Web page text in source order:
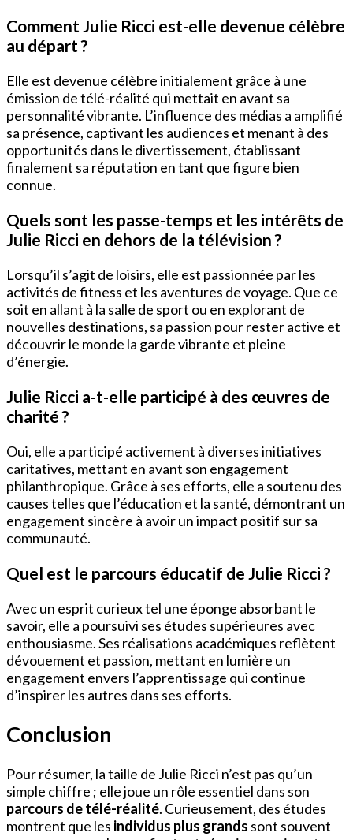
Comment Julie Ricci est-elle devenue célèbre
au départ ?
Elle est devenue célèbre initialement grâce à une
émission de télé-réalité qui mettait en avant sa
personnalité vibrante. L’influence des médias a amplifié
sa présence, captivant les audiences et menant à des
opportunités dans le divertissement, établissant
finalement sa réputation en tant que figure bien
connue.
Quels sont les passe-temps et les intérêts de
Julie Ricci en dehors de la télévision ?
Lorsqu’il s’agit de loisirs, elle est passionnée par les
activités de fitness et les aventures de voyage. Que ce
soit en allant à la salle de sport ou en explorant de
nouvelles destinations, sa passion pour rester active et
découvrir le monde la garde vibrante et pleine
d’énergie.
Julie Ricci a-t-elle participé à des œuvres de
charité ?
Oui, elle a participé activement à diverses initiatives
caritatives, mettant en avant son engagement
philanthropique. Grâce à ses efforts, elle a soutenu des
causes telles que l’éducation et la santé, démontrant un
engagement sincère à avoir un impact positif sur sa
communauté.
Quel est le parcours éducatif de Julie Ricci ?
Avec un esprit curieux tel une éponge absorbant le
savoir, elle a poursuivi ses études supérieures avec
enthousiasme. Ses réalisations académiques reflètent
dévouement et passion, mettant en lumière un
engagement envers l’apprentissage qui continue
d’inspirer les autres dans ses efforts.
Conclusion
Pour résumer, la taille de Julie Ricci n’est pas qu’un
simple chiffre ; elle joue un rôle essentiel dans son
parcours de télé-réalité. Curieusement, des études
montrent que les individus plus grands sont souvent